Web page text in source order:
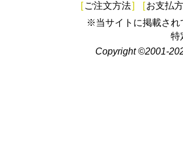
[ ご注文方法] [お支払
※当サイトに掲載され
特
Copyright ©2001-